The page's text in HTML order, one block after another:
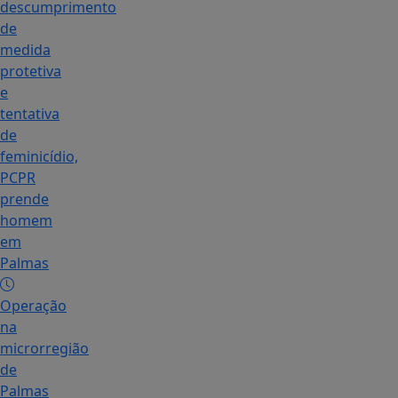
descumprimento
de
medida
protetiva
e
tentativa
de
feminicídio,
PCPR
prende
homem
em
Palmas
Operação
na
microrregião
de
Palmas